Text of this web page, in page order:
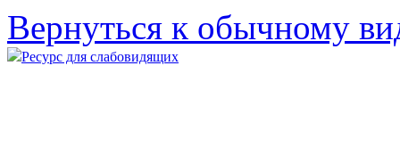
Вернуться к обычному
Ресурс для слабовидящих